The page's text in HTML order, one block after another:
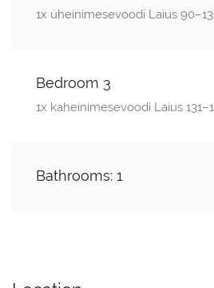
1x üheinimesevoodi Laius
Bedroom 3
1x kaheinimesevoodi Laius
Bathrooms: 1